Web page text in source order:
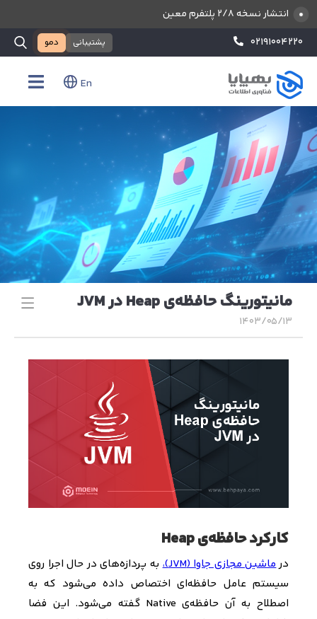
انتشار نسخه ۲/۸ پلتفرم معین
۰۲۱۹۱۰۰۴۲۲۰
پشتیبانی دمو
En
مانیتورینگ حافظه‌ی Heap در JVM
۱۴۰۳/۰۵/۱۳
کارکرد حافظه‌ی Heap
درماشین مجازی جاوا (JVM)،به پردازه‌های در حال اجرا روی
سیستم عامل حافظه‌ای اختصاص داده می‌شود که به
اصطلاح به آن حافظه‌ی Native گفته می‌شود. این فضا